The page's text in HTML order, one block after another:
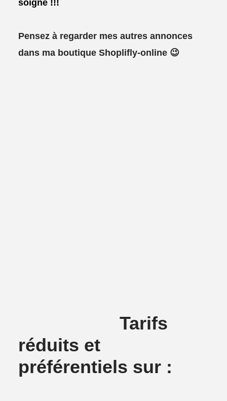
soigné !!!
Pensez à regarder mes autres annonces
dans ma boutique Shoplifly-online 😉
Tarifs
réduits et
préférentiels sur :